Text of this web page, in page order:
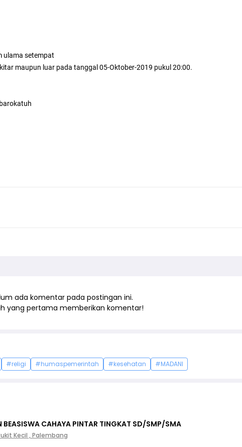
ulama setempat
maupun luar pada tanggal 05-Oktober-2019 pukul 20:00.
ada komentar pada postingan ini.
yang pertama memberikan komentar!
#religi #humaspemerintah #kesehatan #MADANI
BEASISWA CAHAYA PINTAR TINGKAT SD/SMP/SMA
Kecil , Palembang